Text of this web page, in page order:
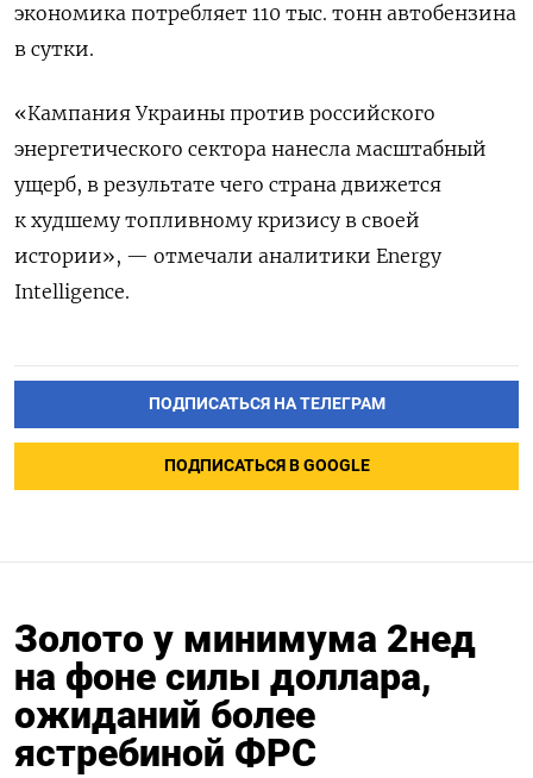
экономика потребляет 110 тыс. тонн автобензина
в сутки.
«Кампания Украины против российского
энергетического сектора нанесла масштабный
ущерб, в результате чего страна движется
к худшему топливному кризису в своей
истории», — отмечали аналитики Energy
Intelligence.
ПОДПИСАТЬСЯ НА ТЕЛЕГРАМ
ПОДПИСАТЬСЯ В GOOGLE
Золото у минимума 2нед
на фоне силы доллара,
ожиданий более
ястребиной ФРС